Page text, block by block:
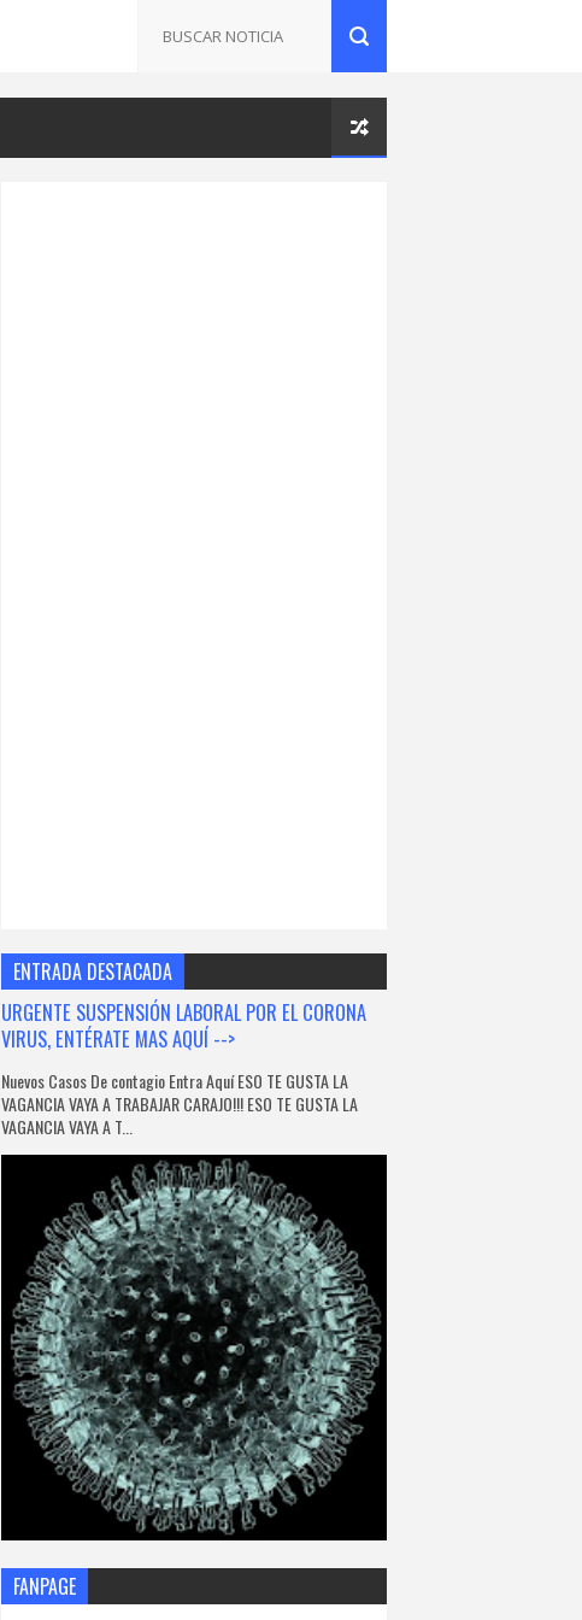
ENTRADA DESTACADA
URGENTE SUSPENSIÓN LABORAL POR EL CORONA
VIRUS, ENTÉRATE MAS AQUÍ -->
Nuevos Casos De contagio Entra Aquí ESO TE GUSTA LA
VAGANCIA VAYA A TRABAJAR CARAJO!!! ESO TE GUSTA LA
VAGANCIA VAYA A T...
FANPAGE